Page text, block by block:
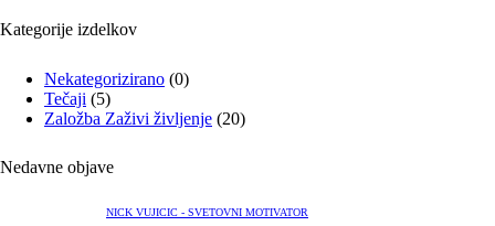
Kategorije izdelkov
Nekategorizirano (0)
Tečaji (5)
Založba Zaživi življenje (20)
Nedavne objave
NICK VUJIČIČ - SVETOVNI MOTIVATOR